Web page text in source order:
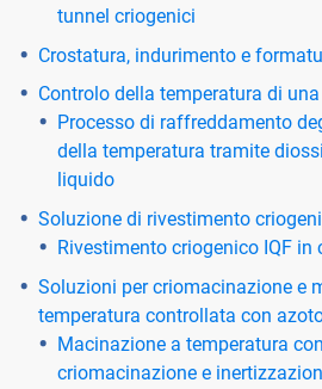
tunnel criogenici
Crostatura, indurimento e
Controlo della temperatura di
Processo di raffreddamento
della temperatura tramite
liquido
Soluzione di rivestimento
Rivestimento criogenico IQF in
Soluzioni per criomacinazione e
temperatura controllata con
Macinazione a temperatura
criomacinazione e